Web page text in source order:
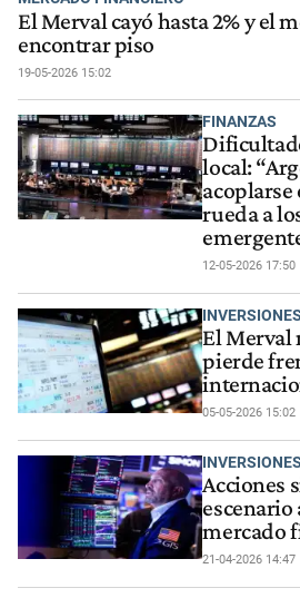
El Merval cayó hasta 2% y el
encontrar piso
19-05-2026 15:02
FINANZAS
local:
acoplarse
rueda a
12-05-2026 17:50
INVERSIONES
El Merval
pierde
05-05-2026 15:02
INVERSIONES
Acciones
escenario
mercado
21-04-2026 14:47